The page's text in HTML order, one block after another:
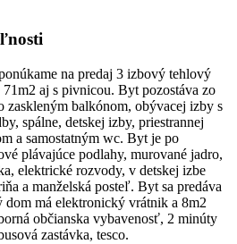
na predaj 3 izbový tehlový
aj s pivnicou. Byt pozostáva zo
zaskleným balkónom, obývacej izby s
spálne, detskej izby, priestrannej
a samostatným wc. Byt je po
plávajúce podlahy, murované jadro,
elektrické rozvody, v detskej izbe
a manželská posteľ. Byt sa predáva
dom má elektronický vrátnik a 8m2
občianska vybavenosť, 2 minúty
zastávka, tesco.